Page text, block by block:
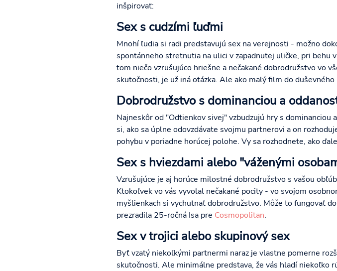
inšpirovať:
Sex s cudzími ľuďmi
Mnohí ľudia si radi predstavujú sex na verejnosti - možno
spontánneho stretnutia na ulici v zapadnutej uličke, pri behu
tom niečo vzrušujúco hriešne a nečakané dobrodružstvo vo
skutočnosti, je už iná otázka. Ale ako malý film do
Dobrodružstvo s dominanciou a
Najneskôr od "Odtienkov sivej" vzbudzujú hry s
si, ako sa úplne odovzdávate svojmu partnerovi a on
pohybu v poriadne horúcej polohe. Vy sa rozhodnete, ako
Sex s hviezdami alebo "váženými
Vzrušujúce je aj horúce milostné dobrodružstvo s vašou
Ktokoľvek vo vás vyvolal nečakané pocity - vo svojom
myšlienkach si vychutnať dobrodružstvo. Môže to fungovať
prezradila 25-ročná Isa pre Cosmopolitan.
Sex v trojici alebo skupinový sex
Byť vzatý niekoľkými partnermi naraz je vlastne pomerne
skutočnosti. Ale minimálne predstava, že vás hladí niekoľko